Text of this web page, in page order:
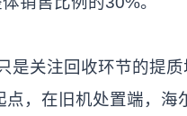
关注回收环节的提质
，在旧机处置端，